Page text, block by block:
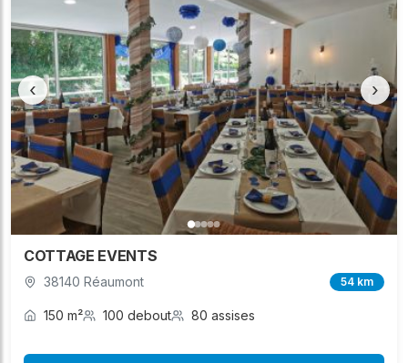
‹ ›
COTTAGE EVENTS
38140 Réaumont 54 km
150 m² 100 debout 80 assises